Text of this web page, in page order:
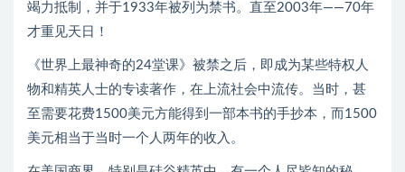
竭力抵制，并于1933年被列为禁书。直至2003年——70年
才重见天日！
《世界上最神奇的24堂课》被禁之后，即成为某些特权人
物和精英人士的专读著作，在上流社会中流传。当时，甚
至需要花费1500美元方能得到一部本书的手抄本，而1500
美元相当于当时一个人两年的收入。